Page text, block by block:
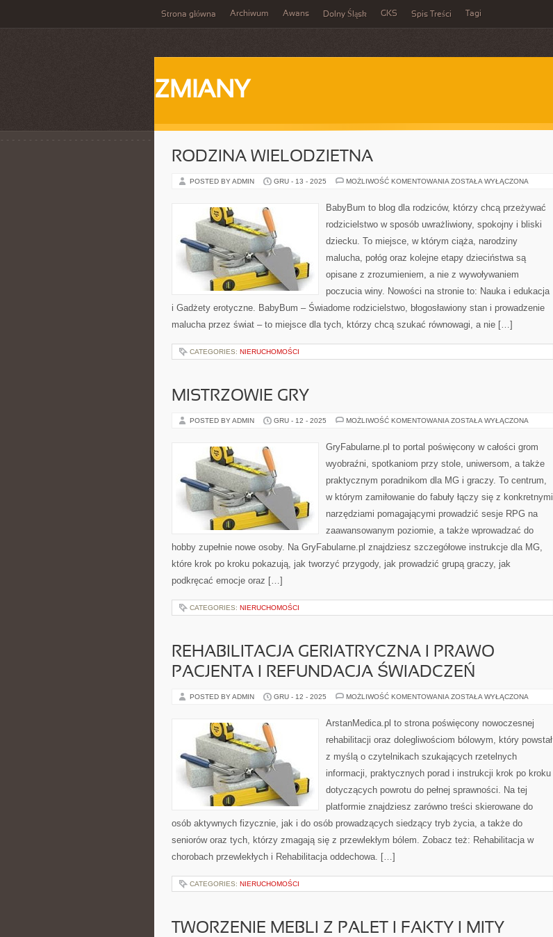
Strona główna Archiwum Awans Dolny Śląsk GKS Spis Treści Tagi
ZMIANY
RODZINA WIELODZIETNA
POSTED BY ADMIN GRU - 13 - 2025 MOŻLIWOŚĆ KOMENTOWANIA RODZINA
ZOSTAŁA WYŁĄCZONA
BabyBum to blog dla rodziców, którzy chcą przeżywać
rodzicielstwo w sposób uwrażliwiony, spokojny i bliski
dziecku. To miejsce, w którym ciąża, narodziny
malucha, połóg oraz kolejne etapy dzieciństwa są
opisane z zrozumieniem, a nie z wywoływaniem
poczucia winy. Nowości na stronie to: Nauka i edukacja
i Gadżety erotyczne. BabyBum – Świadome rodzicielstwo, błogosławiony stan i prowadzenie
malucha przez świat – to miejsce dla tych, którzy chcą szukać równowagi, a nie […]
CATEGORIES: NIERUCHOMOŚCI
MISTRZOWIE GRY
POSTED BY ADMIN GRU - 12 - 2025 MOŻLIWOŚĆ KOMENTOWANIA MISTRZOWIE
ZOSTAŁA WYŁĄCZONA
GryFabularne.pl to portal poświęcony w całości grom
wyobraźni, spotkaniom przy stole, uniwersom, a także
praktycznym poradnikom dla MG i graczy. To centrum,
w którym zamiłowanie do fabuły łączy się z konkretnymi
narzędziami pomagającymi prowadzić sesje RPG na
zaawansowanym poziomie, a także wprowadzać do
hobby zupełnie nowe osoby. Na GryFabularne.pl znajdziesz szczegółowe instrukcje dla MG,
które krok po kroku pokazują, jak tworzyć przygody, jak prowadzić grupą graczy, jak
podkręcać emocje oraz […]
CATEGORIES: NIERUCHOMOŚCI
REHABILITACJA GERIATRYCZNA I PRAWO
PACJENTA I REFUNDACJA ŚWIADCZEŃ
POSTED BY ADMIN GRU - 12 - 2025 MOŻLIWOŚĆ KOMENTOWANIA REHABILITACJA
PRAWO
PACJENTA
REFUNDACJA
ZOSTAŁA WYŁĄCZONA
ArstanMedica.pl to strona poświęcony nowoczesnej
rehabilitacji oraz dolegliwościom bólowym, który powstał
z myślą o czytelnikach szukających rzetelnych
informacji, praktycznych porad i instrukcji krok po kroku
dotyczących powrotu do pełnej sprawności. Na tej
platformie znajdziesz zarówno treści skierowane do
osób aktywnych fizycznie, jak i do osób prowadzących siedzący tryb życia, a także do
seniorów oraz tych, którzy zmagają się z przewlekłym bólem. Zobacz też: Rehabilitacja w
chorobach przewlekłych i Rehabilitacja oddechowa. […]
CATEGORIES: NIERUCHOMOŚCI
TWORZENIE MEBLI Z PALET I FAKTY I MITY